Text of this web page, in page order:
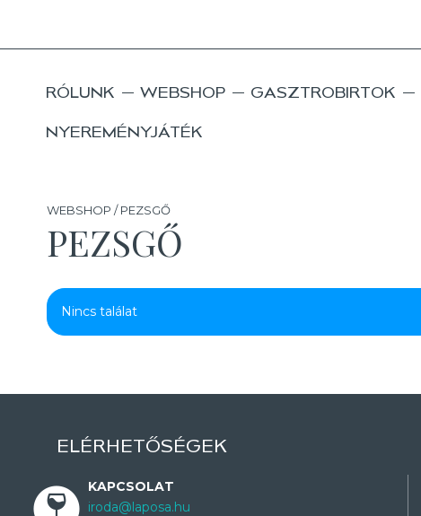
RÓLUNK WEBSHOP GASZTROBIRTOK
NYEREMÉNYJÁTÉK
WEBSHOP / PEZSGŐ
PEZSGŐ
Nincs találat
ELÉRHETŐSÉGEK
KAPCSOLAT
iroda@laposa.hu